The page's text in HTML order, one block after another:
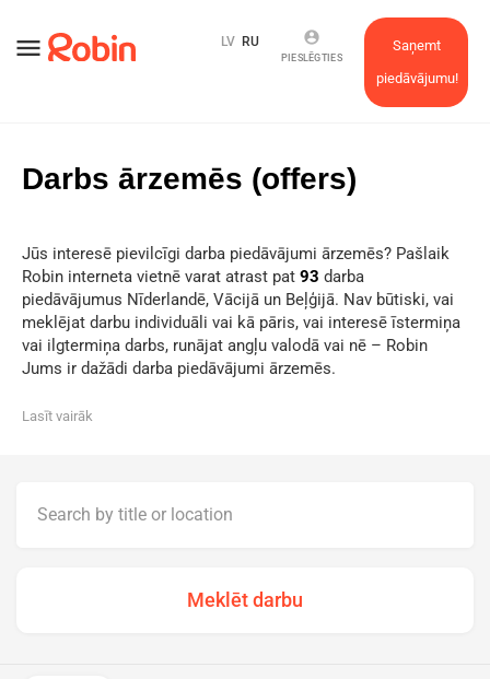
menu
Saņemt
piedāvājumu!
account_circle
PIESLĒGTIES
LV RU
Darbs ārzemēs (offers)
Jūs interesē pievilcīgi darba piedāvājumi ārzemēs? Pašlaik
Robin interneta vietnē varat atrast pat 93 darba
piedāvājumus Nīderlandē, Vācijā un Beļģijā. Nav būtiski, vai
meklējat darbu individuāli vai kā pāris, vai interesē īstermiņa
vai ilgtermiņa darbs, runājat angļu valodā vai nē – Robin
Jums ir dažādi darba piedāvājumi ārzemēs.
Lasīt vairāk